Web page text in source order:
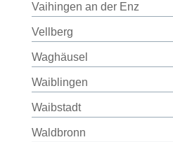
Vaihingen an der Enz
Vellberg
Waghäusel
Waiblingen
Waibstadt
Waldbronn